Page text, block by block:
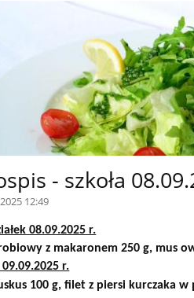
- szkoła
12:49
08.09.2025 r.
z makaronem 250 g, mus
r.
100 g, filet z piersi kurczaka